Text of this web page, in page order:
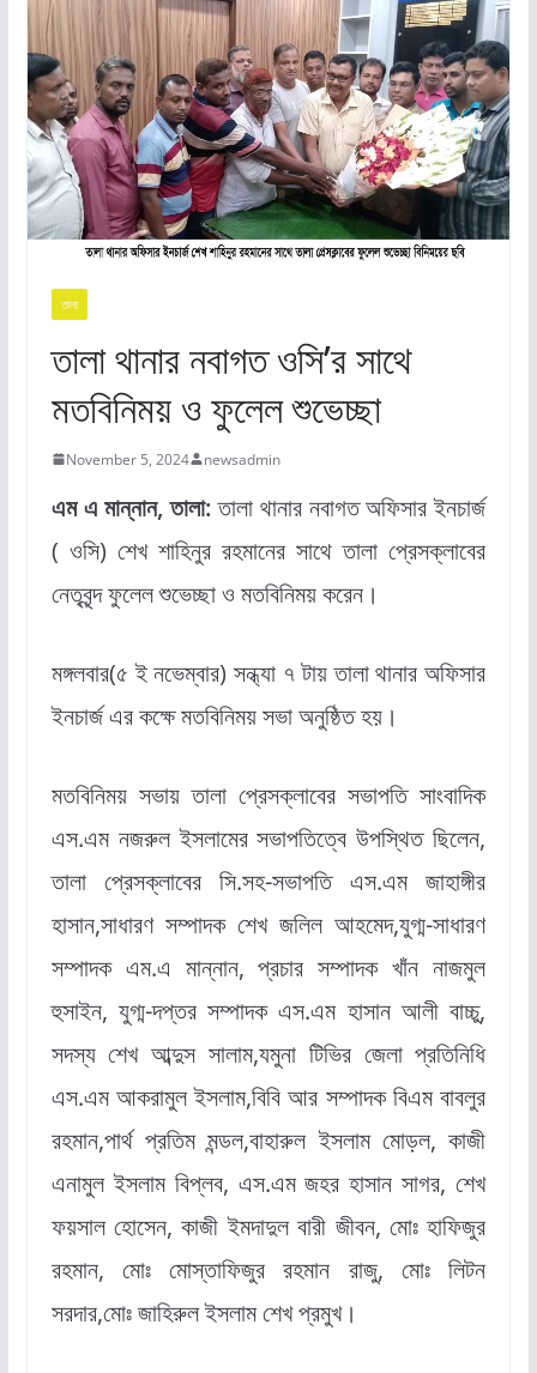
তালা
তালা থানার নবাগত ওসি’র সাথে
মতবিনিময় ও ফুলেল শুভেচ্ছা
November 5, 2024 newsadmin
এম এ মান্নান, তালা:তালা থানার নবাগত অফিসার ইনচার্জ
( ওসি) শেখ শাহিনুর রহমানের সাথে তালা প্রেসক্লাবের
নেতৃবৃন্দ ফুলেল শুভেচ্ছা ও মতবিনিময় করেন।
মঙ্গলবার(৫ ই নভেম্বার) সন্ধ্যা ৭ টায় তালা থানার অফিসার
ইনচার্জ এর কক্ষে মতবিনিময় সভা অনুষ্ঠিত হয়।
মতবিনিময় সভায় তালা প্রেসক্লাবের সভাপতি সাংবাদিক
এস.এম নজরুল ইসলামের সভাপতিত্বে উপস্থিত ছিলেন,
তালা প্রেসক্লাবের সি.সহ-সভাপতি এস.এম জাহাঙ্গীর
হাসান,সাধারণ সম্পাদক শেখ জলিল আহমেদ,যুগ্ম-সাধারণ
সম্পাদক এম.এ মান্নান, প্রচার সম্পাদক খাঁন নাজমুল
হুসাইন, যুগ্ম-দপ্তর সম্পাদক এস.এম হাসান আলী বাচ্চু,
সদস্য শেখ আব্দুস সালাম,যমুনা টিভির জেলা প্রতিনিধি
এস.এম আকরামুল ইসলাম,বিবি আর সম্পাদক বিএম বাবলুর
রহমান,পার্থ প্রতিম মন্ডল,বাহারুল ইসলাম মোড়ল, কাজী
এনামুল ইসলাম বিপ্লব, এস.এম জহর হাসান সাগর, শেখ
ফয়সাল হোসেন, কাজী ইমদাদুল বারী জীবন, মোঃ হাফিজুর
রহমান, মোঃ মোস্তাফিজুর রহমান রাজু, মোঃ লিটন
সরদার,মোঃ জাহিরুল ইসলাম শেখ প্রমুখ।